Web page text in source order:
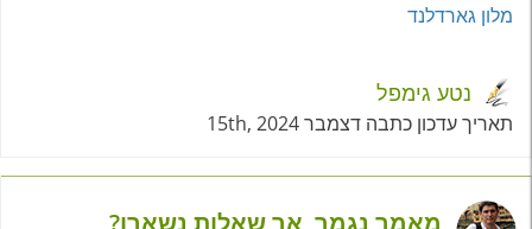
מלון גארדלנד
נטע גימפל
תאריך עדכון כתבה דצמבר 15th, 2024
מאמר נגמר, אך שאלות נשארו?